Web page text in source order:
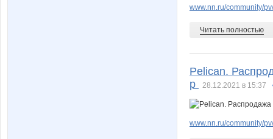
www.nn.ru/community/
Читать полностью
Pelican.
р
28.12.2021 в 15:37
www.nn.ru/community/